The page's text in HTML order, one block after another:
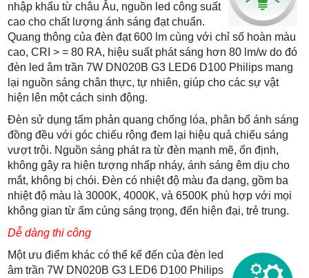
nhập khẩu từ châu Âu, nguồn led công suất
cao cho chất lượng ánh sáng đạt chuẩn.
Quang thông của đèn đạt 600 lm cùng với chỉ số hoàn màu
cao, CRI > = 80 RA, hiệu suất phát sáng hơn 80 lm/w do đó
đèn led âm trần 7W DN020B G3 LED6 D100 Philips mang
lại nguồn sáng chân thực, tự nhiên, giúp cho các sự vật
hiện lên một cách sinh động.
Đèn sử dụng tấm phản quang chống lóa, phân bổ ánh sáng
đồng đều với góc chiếu rộng đem lại hiệu quả chiếu sáng
vượt trội. Nguồn sáng phát ra từ đèn mạnh mẽ, ổn định,
không gây ra hiện tượng nhấp nháy, ánh sáng êm dịu cho
mắt, không bị chói. Đèn có nhiệt độ màu đa dạng, gồm ba
nhiệt độ màu là 3000K, 4000K, và 6500K phù hợp với mọi
không gian từ ấm cúng sáng trọng, đến hiện đại, trẻ trung.
Dễ dàng thi công
Một ưu điểm khác có thể kể đến của đèn led
âm trần 7W DN020B G3 LED6 D100 Philips